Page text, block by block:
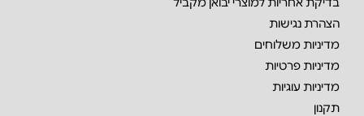
הצהרת נגישות
מדיניות משלוחים
מדיניות פרטיות
מדיניות עוגיות
תקנון